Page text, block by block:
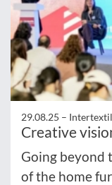
29.08.25 –
Creative
Going beyond
of the home